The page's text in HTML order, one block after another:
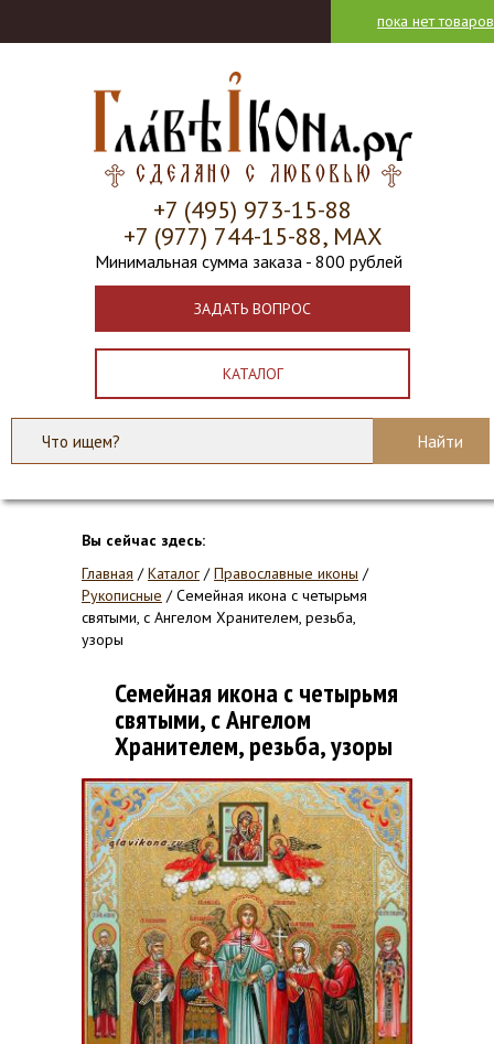
пока нет товаров
+7 (495) 973-15-88
+7 (977) 744-15-88, МАХ
Минимальная сумма заказа - 800 рублей
ЗАДАТЬ ВОПРОС
КАТАЛОГ
Вы сейчас здесь:
Главная /Каталог /Православные иконы /
Рукописные /Семейная икона с четырьмя
святыми, с Ангелом Хранителем, резьба,
узоры
Семейная икона с четырьмя
святыми, с Ангелом
Хранителем, резьба, узоры